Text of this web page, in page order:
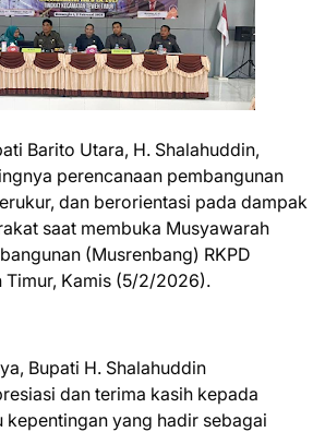
Barito Utara, H. Shalahuddin,
perencanaan pembangunan
dan berorientasi pada dampak
saat membuka Musyawarah
(Musrenbang) RKPD
Timur, Kamis (5/2/2026).
Bupati H. Shalahuddin
dan terima kasih kepada
kepentingan yang hadir sebagai